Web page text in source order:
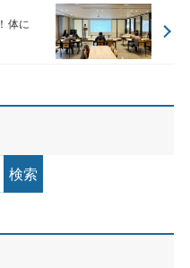
体に
検索